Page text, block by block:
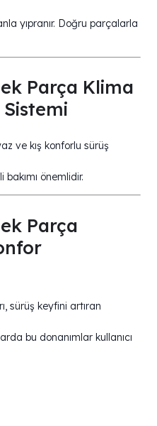
yıpranır. Doğru parçalarla
Parça Klima
ve kış konforlu sürüş
önemlidir.
Parça
sürüş keyfini artıran
bu donanımlar kullanıcı